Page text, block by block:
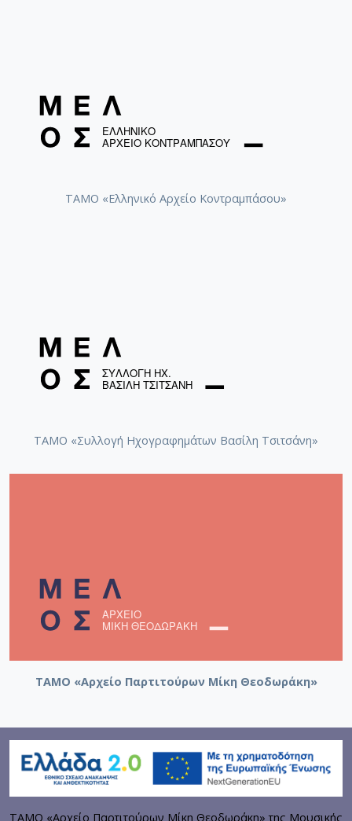
ΤΑΜΟ «Ελληνικό Αρχείο Κοντραμπάσου»
ΤΑΜΟ «Συλλογή Ηχογραφημάτων Βασίλη Τσιτσάνη»
ΤΑΜΟ «Αρχείο Παρτιτούρων Μίκη Θεοδωράκη»
ΤΑΜΟ «Αρχείο Παρτιτούρων Μίκη Θεοδωράκη» της Μουσικής